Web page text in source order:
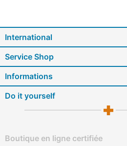
International
Service Shop
Informations
Do it yourself
Boutique en ligne certifiée